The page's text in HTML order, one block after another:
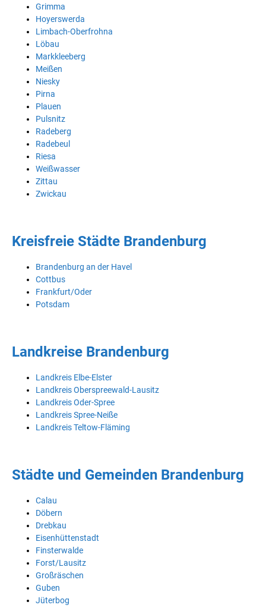
Grimma
Hoyerswerda
Limbach-Oberfrohna
Löbau
Markkleeberg
Meißen
Niesky
Pirna
Plauen
Pulsnitz
Radeberg
Radebeul
Riesa
Weißwasser
Zittau
Zwickau
Kreisfreie Städte Brandenburg
Brandenburg an der Havel
Cottbus
Frankfurt/Oder
Potsdam
Landkreise Brandenburg
Landkreis Elbe-Elster
Landkreis Oberspreewald-Lausitz
Landkreis Oder-Spree
Landkreis Spree-Neiße
Landkreis Teltow-Fläming
Städte und Gemeinden Brandenburg
Calau
Döbern
Drebkau
Eisenhüttenstadt
Finsterwalde
Forst/Lausitz
Großräschen
Guben
Jüterbog